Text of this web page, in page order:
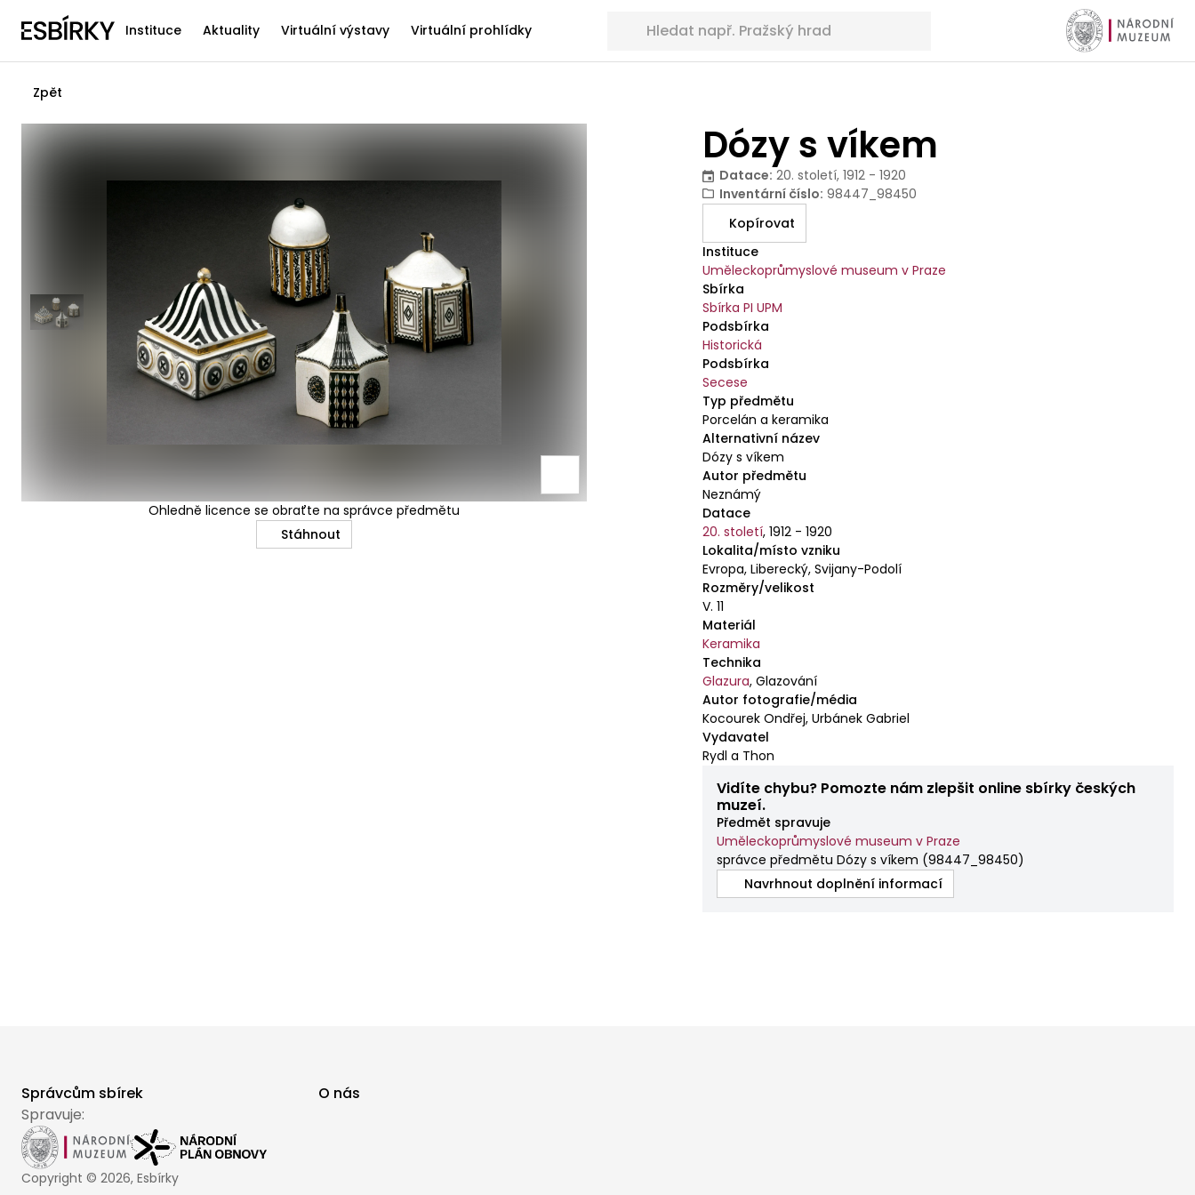
Instituce Aktuality Virtuální výstavy Virtuální prohlídky
Zpět
Dózy s víkem
Datace: 20. století, 1912 - 1920
Inventární číslo: 98447_98450
Kopírovat
Instituce
Uměleckoprůmyslové museum v Praze
Sbírka
Sbírka PI UPM
Podsbírka
Historická
Podsbírka
Secese
Typ předmětu
Porcelán a keramika
Alternativní název
Dózy s víkem
Autor předmětu
Neznámý
Datace
20. století,1912 - 1920
Lokalita/místo vzniku
Evropa, Liberecký, Svijany-Podolí
Rozměry/velikost
V. 11
Materiál
Keramika
Technika
Glazura,Glazování
Autor fotografie/média
Kocourek Ondřej, Urbánek Gabriel
Vydavatel
Rydl a Thon
Vidíte chybu? Pomozte nám zlepšit online sbírky českých
muzeí.
Předmět spravuje
Uměleckoprůmyslové museum v Praze
správce předmětu Dózy s víkem (98447_98450)
Navrhnout doplnění informací
Ohledně licence se obraťte na správce předmětu
Stáhnout
Správcům sbírek
O nás
Spravuje:
Copyright © 2026, Esbírky